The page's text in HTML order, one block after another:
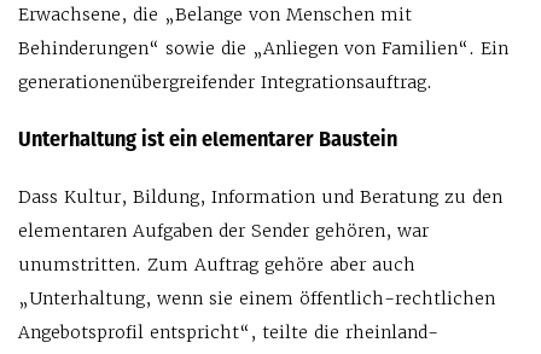
Erwachsene, die „Belange von Menschen mit
Behinderungen“ sowie die „Anliegen von Familien“. Ein
generationenübergreifender Integrationsauftrag.
Unterhaltung ist ein elementarer Baustein
Dass Kultur, Bildung, Information und Beratung zu den
elementaren Aufgaben der Sender gehören, war
unumstritten. Zum Auftrag gehöre aber auch
„Unterhaltung, wenn sie einem öffentlich-rechtlichen
Angebotsprofil entspricht“, teilte die rheinland-